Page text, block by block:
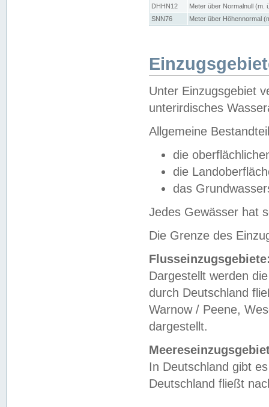
DHHN12
Meter über Normalnull (m.
SNN76
Meter über Höhennormal
Unter Einzugsgebiet
unterirdisches
Allgemeine
die
die
das
Jedes Gewässer hat
Die Grenze des
Dargestellt werden
durch Deutschland
Warnow / Peene,
dargestellt.
In Deutschland gibt
Deutschland fließt